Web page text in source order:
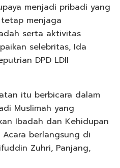
menjadi pribadi yang
menjaga
serta aktivitas
selebritas, Ida
DPD LDII
itu berbicara dalam
Muslimah yang
Ibadah dan Kehidupan
Acara berlangsung di
Zuhri, Panjang,